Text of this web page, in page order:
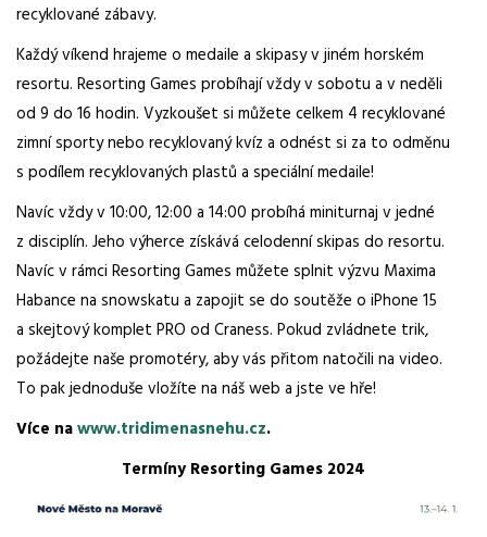
recyklované zábavy.
Každý víkend hrajeme o medaile a skipasy v jiném horském
resortu. Resorting Games probíhají vždy v sobotu a v neděli
od 9 do 16 hodin. Vyzkoušet si můžete celkem 4 recyklované
zimní sporty nebo recyklovaný kvíz a odnést si za to odměnu
s podílem recyklovaných plastů a speciální medaile!
Navíc vždy v 10:00, 12:00 a 14:00 probíhá miniturnaj v jedné
z disciplín. Jeho výherce získává celodenní skipas do resortu.
Navíc v rámci Resorting Games můžete splnit výzvu Maxima
Habance na snowskatu a zapojit se do soutěže o iPhone 15
a skejtový komplet PRO od Craness. Pokud zvládnete trik,
požádejte naše promotéry, aby vás přitom natočili na video.
To pak jednoduše vložíte na náš web a jste ve hře!
Více nawww.tridimenasnehu.cz.
Termíny Resorting Games 2024